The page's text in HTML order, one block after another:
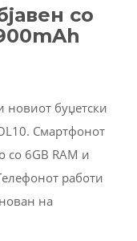
со
новиот буџетски
Смартфонот
со 6GB RAM и
работи
на